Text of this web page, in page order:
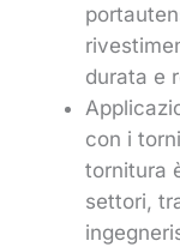
durata e
con i
tornitura
settori,